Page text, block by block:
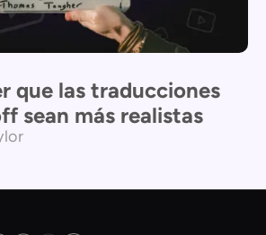
que las traducciones
sean más realistas